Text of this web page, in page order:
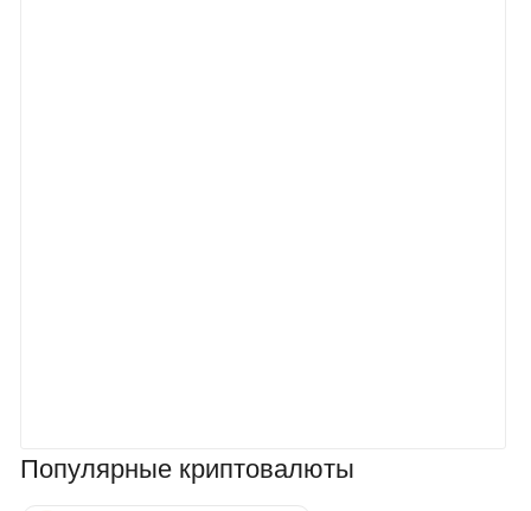
Популярные криптовалюты